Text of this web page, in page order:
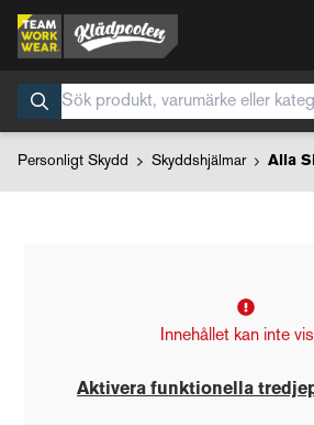
Personligt Skydd Skyddshjälmar Alla
Innehållet kan inte
Aktivera funktionella